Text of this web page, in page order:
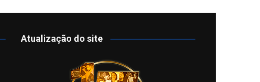
Atualização do site